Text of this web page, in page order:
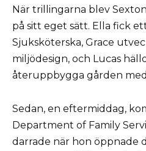
När trillingarna blev
på sitt eget sätt. Ella fick
Sjuksköterska, Grace
miljödesign, och Lucas
återuppbygga gården
Sedan, en eftermiddag,
Department of Family
darrade när hon öppnade